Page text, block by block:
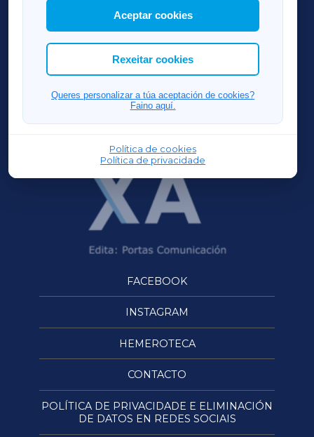
Así mesmo, podes personalizar a elección das
cookies que desexas permitir.
Aceptar cookies
Rexeitar cookies
Queres personalizar a túa aceptación de cookies?
Faino aquí.
Política de cookies
Política de privacidade
RIBEIRASACRAXA
ACORUÑAXA
FERROLXA
OURENSEXA
FACEBOOK
INSTAGRAM
HEMEROTECA
CONTACTO
POLÍTICA DE PRIVACIDADE E ELIMINACIÓN
DE DATOS EN REDES SOCIAIS